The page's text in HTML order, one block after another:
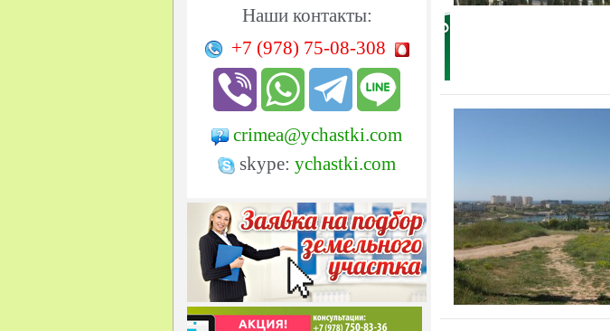
Наши контакты:
+7 (978) 75-08-308
crimea@ychastki.com
skype: ychastki.com